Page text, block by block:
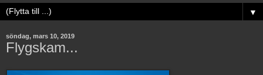
▼
söndag, mars 10, 2019
Flygskam...